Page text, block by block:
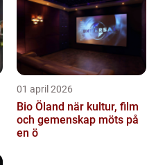
01 april 2026
Bio Öland när kultur, film
och gemenskap möts på
en ö